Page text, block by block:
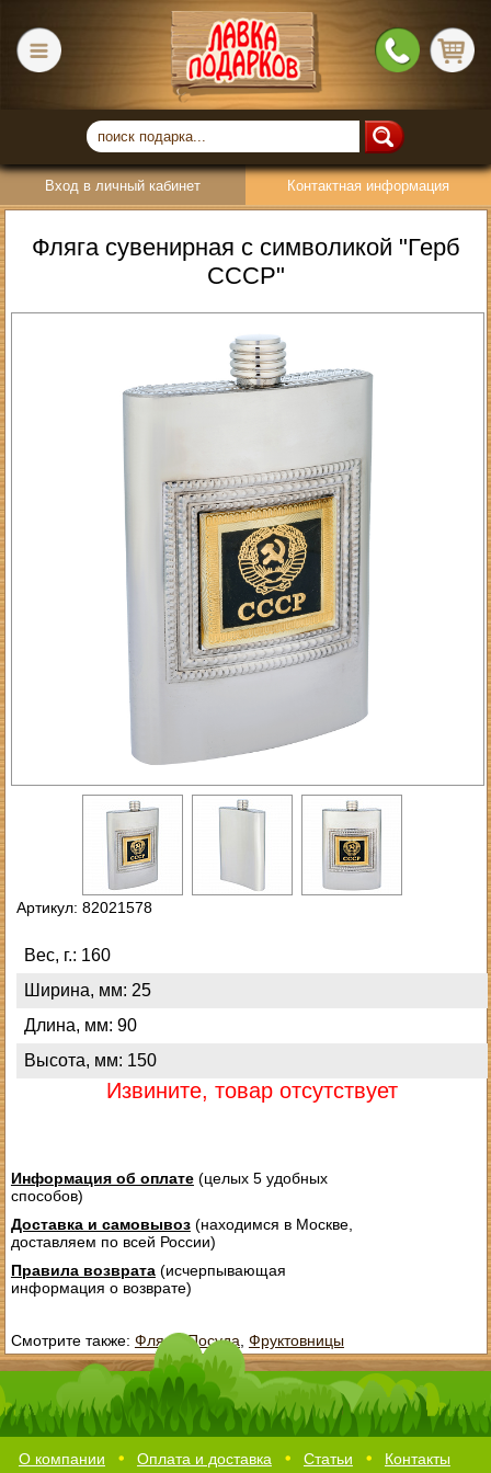
Вход в личный кабинет Контактная информация
Фляга сувенирная с символикой "Герб
СССР"
Артикул: 82021578
Вес, г.: 160
Ширина, мм: 25
Длина, мм: 90
Высота, мм: 150
Извините, товар отсутствует
Информация об оплате(целых 5 удобных
способов)
Доставка и самовывоз(находимся в Москве,
доставляем по всей России)
Правила возврата(исчерпывающая
информация о возврате)
Смотрите также: Фляги ,Посуда Фруктовницы
О компании Оплата и доставка Статьи Контакты